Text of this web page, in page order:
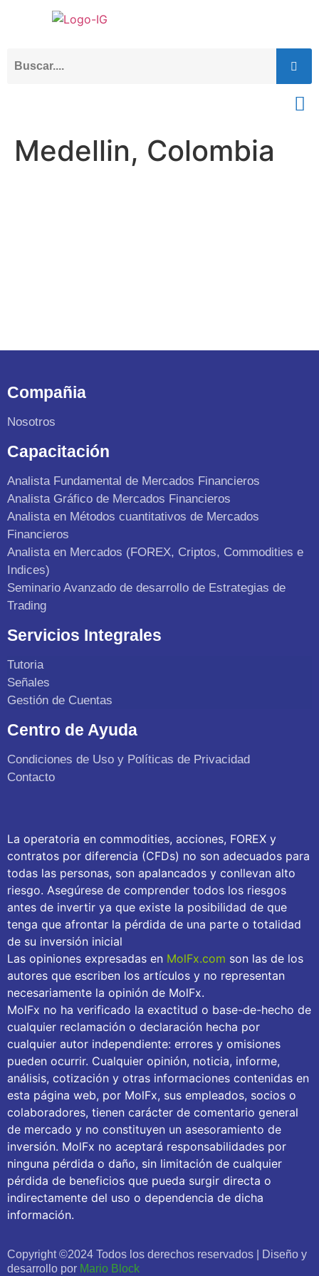
Medellin, Colombia
Compañia
Nosotros
Capacitación
Analista Fundamental de Mercados Financieros
Analista Gráfico de Mercados Financieros
Analista en Métodos cuantitativos de Mercados
Financieros
Analista en Mercados (FOREX, Criptos, Commodities e
Indices)
Seminario Avanzado de desarrollo de Estrategias de
Trading
Servicios Integrales
Tutoria
Señales
Gestión de Cuentas
Centro de Ayuda
Condiciones de Uso y Políticas de Privacidad
Contacto
La operatoria en commodities, acciones, FOREX y
contratos por diferencia (CFDs) no son adecuados para
todas las personas, son apalancados y conllevan alto
riesgo. Asegúrese de comprender todos los riesgos
antes de invertir ya que existe la posibilidad de que
tenga que afrontar la pérdida de una parte o totalidad
de su inversión inicial
Las opiniones expresadas en MolFx.com son las de los
autores que escriben los artículos y no representan
necesariamente la opinión de MolFx.
MolFx no ha verificado la exactitud o base-de-hecho de
cualquier reclamación o declaración hecha por
cualquier autor independiente: errores y omisiones
pueden ocurrir. Cualquier opinión, noticia, informe,
análisis, cotización y otras informaciones contenidas en
esta página web, por MolFx, sus empleados, socios o
colaboradores, tienen carácter de comentario general
de mercado y no constituyen un asesoramiento de
inversión. MolFx no aceptará responsabilidades por
ninguna pérdida o daño, sin limitación de cualquier
pérdida de beneficios que pueda surgir directa o
indirectamente del uso o dependencia de dicha
información.
Copyright ©2024 Todos los derechos reservados | Diseño y
desarrollo por Mario Block